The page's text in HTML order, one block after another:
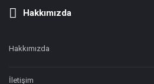
Hakkımızda
Hakkımızda
İletişim